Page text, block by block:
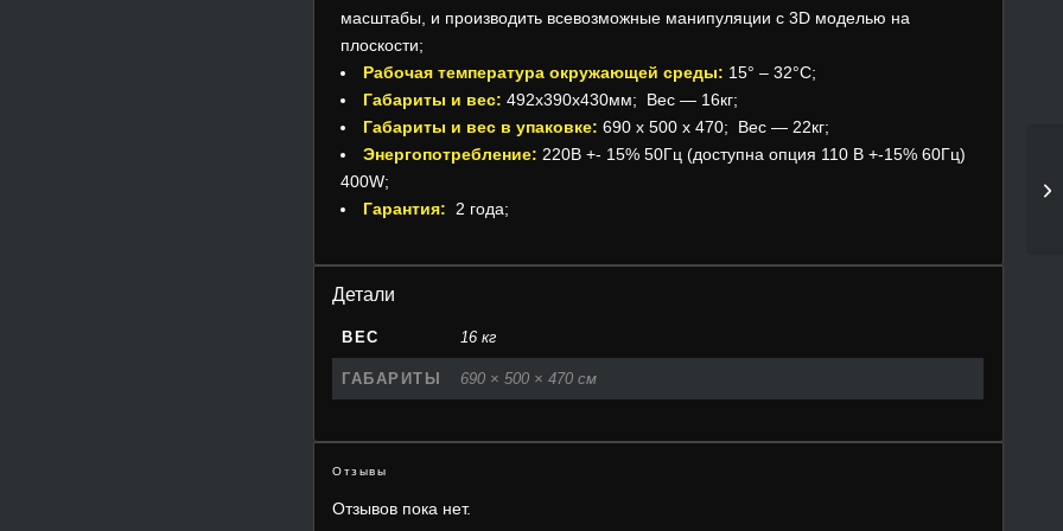
масштабы, и производить всевозможные манипуляции с 3D моделью на
плоскости;
Рабочая температура окружающей среды: 15° – 32°С;
Габариты и вес:492х390х430мм; Вес — 16кг;
Габариты и вес в упаковке:690 x 500 x 470; Вес — 22кг;
Энергопотребление:220В +- 15% 50Гц (доступна опция 110 В +-15% 60Гц)
400W;
Гарантия: 2 года;
Детали
ВЕС 16 кг
ГАБАРИТЫ 690 × 500 × 470 см
Отзывы
Отзывов пока нет.